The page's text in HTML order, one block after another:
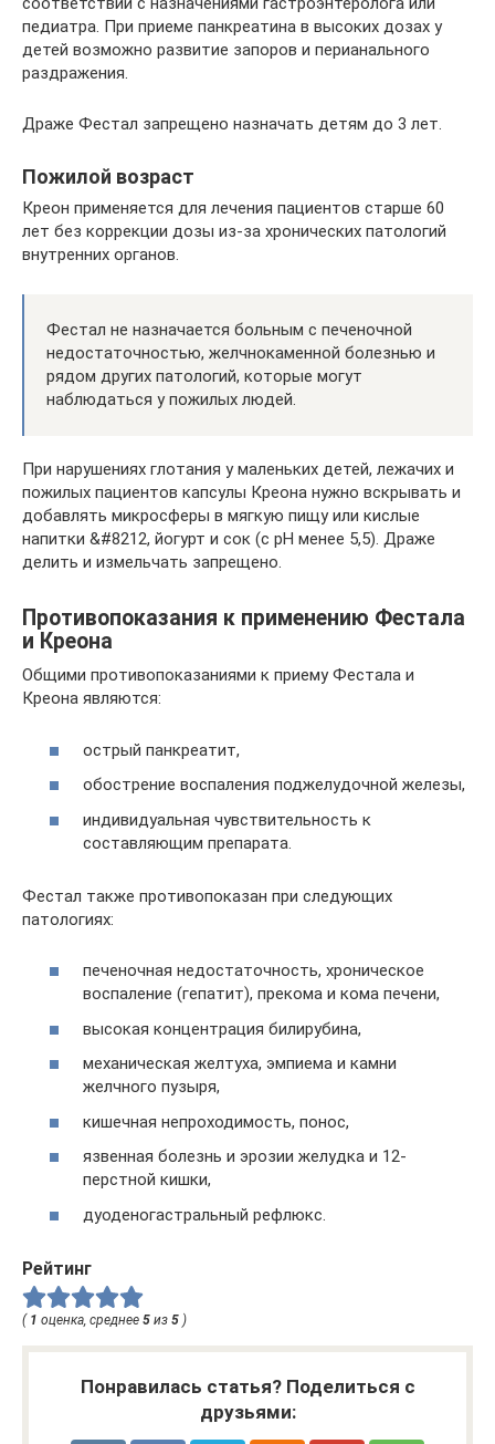
педиатра. При приеме панкреатина в высоких дозах у
детей возможно развитие запоров и перианального
раздражения.
Драже Фестал запрещено назначать детям до 3 лет.
Пожилой возраст
Креон применяется для лечения пациентов старше 60
лет без коррекции дозы из-за хронических патологий
внутренних органов.
Фестал не назначается больным с печеночной
недостаточностью, желчнокаменной болезнью и
рядом других патологий, которые могут
наблюдаться у пожилых людей.
При нарушениях глотания у маленьких детей, лежачих и
пожилых пациентов капсулы Креона нужно вскрывать и
добавлять микросферы в мягкую пищу или кислые
напитки &#8212, йогурт и сок (с pH менее 5,5). Драже
делить и измельчать запрещено.
Противопоказания к применению Фестала
и Креона
Общими противопоказаниями к приему Фестала и
Креона являются:
острый панкреатит,
обострение воспаления поджелудочной железы,
индивидуальная чувствительность к
составляющим препарата.
Фестал также противопоказан при следующих
патологиях:
печеночная недостаточность, хроническое
воспаление (гепатит), прекома и кома печени,
высокая концентрация билирубина,
механическая желтуха, эмпиема и камни
желчного пузыря,
кишечная непроходимость, понос,
язвенная болезнь и эрозии желудка и 12-
перстной кишки,
дуоденогастральный рефлюкс.
Рейтинг
( 1 оценка, среднее 5 из 5 )
Понравилась статья? Поделиться с
друзьями: